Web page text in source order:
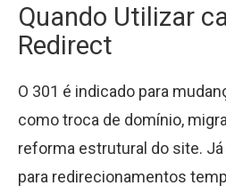
Quando Utilizar
Redirect
O 301 é indicado para
como troca de domínio,
reforma estrutural do site.
para redirecionamentos